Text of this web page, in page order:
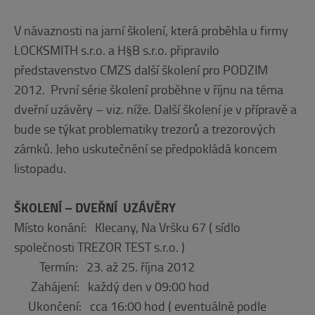
V návaznosti na jarní školení, která proběhla u firmy
LOCKSMITH s.r.o. a H§B s.r.o. připravilo
představenstvo CMZS další školení pro PODZIM
2012. První série školení proběhne v říjnu na téma
dveřní uzávěry – viz. níže. Další školení je v přípravě a
bude se týkat problematiky trezorů a trezorových
zámků. Jeho uskutečnění se předpokládá koncem
listopadu.
ŠKOLENÍ – DVEŘNÍ UZÁVĚRY
Místo konání: Klecany, Na Vršku 67 ( sídlo
společnosti TREZOR TEST s.r.o. )
Termín: 23. až 25. října 2012
Zahájení: každý den v 09:00 hod
Ukončení: cca 16:00 hod ( eventuálně podle